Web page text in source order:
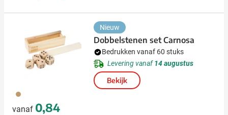
011
vanaf 0,84
Nieuw
Dobbelstenen set Carnosa
Bedrukken vanaf 60 stuks
Levering vanaf14 augustus
Bekijk